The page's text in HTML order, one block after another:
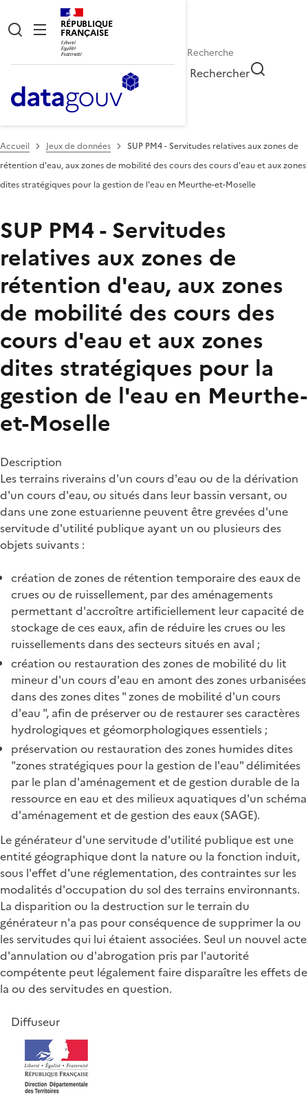
RÉPUBLIQUE
FRANÇAISE
Rechercher
Accueil Jeux de données
SUP PM4 - Servitudes relatives aux zones de
rétention d'eau, aux zones de mobilité des cours des cours d'eau et aux zones
dites stratégiques pour la gestion de l'eau en Meurthe-et-Moselle
SUP PM4 - Servitudes
relatives aux zones de
rétention d'eau, aux zones
de mobilité des cours des
cours d'eau et aux zones
dites stratégiques pour la
gestion de l'eau en Meurthe-
et-Moselle
Description
Les terrains riverains d'un cours d'eau ou de la dérivation
d'un cours d'eau, ou situés dans leur bassin versant, ou
dans une zone estuarienne peuvent être grevées d'une
servitude d'utilité publique ayant un ou plusieurs des
objets suivants :
création de zones de rétention temporaire des eaux de
crues ou de ruissellement, par des aménagements
permettant d'accroître artificiellement leur capacité de
stockage de ces eaux, afin de réduire les crues ou les
ruissellements dans des secteurs situés en aval ;
création ou restauration des zones de mobilité du lit
mineur d'un cours d'eau en amont des zones urbanisées
dans des zones dites " zones de mobilité d'un cours
d'eau ", afin de préserver ou de restaurer ses caractères
hydrologiques et géomorphologiques essentiels ;
préservation ou restauration des zones humides dites
"zones stratégiques pour la gestion de l'eau" délimitées
par le plan d'aménagement et de gestion durable de la
ressource en eau et des milieux aquatiques d'un schéma
d'aménagement et de gestion des eaux (SAGE).
Le générateur d'une servitude d'utilité publique est une
entité géographique dont la nature ou la fonction induit,
sous l'effet d'une réglementation, des contraintes sur les
modalités d'occupation du sol des terrains environnants.
La disparition ou la destruction sur le terrain du
générateur n'a pas pour conséquence de supprimer la ou
les servitudes qui lui étaient associées. Seul un nouvel acte
d'annulation ou d'abrogation pris par l'autorité
compétente peut légalement faire disparaître les effets de
la ou des servitudes en question.
Diffuseur